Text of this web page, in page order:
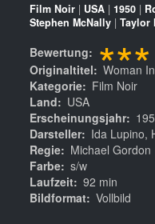
Film Noir | USA | 1950 |
Stephen McNally | Taylor
Bewertung ***
Originaltitel
Woman
Kategorie
Film Noir
Land
USA
Erscheinungsjahr
Darsteller
Ida Lupino,
Regie
Michael Gordon
Farbe s/w
Laufzeit 92 min
Bildformat Vollbild